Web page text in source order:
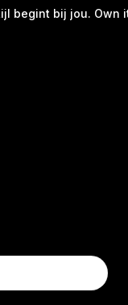
begint bij jou. Own